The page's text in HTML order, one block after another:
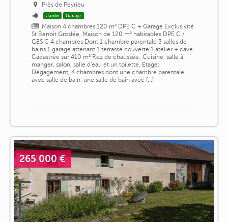
Près de Peyrieu
Jardin Garage
Maison 4 chambres 120 m² DPE C + Garage Exclusivité
St Benoit Groslée, Maison de 120 m² habitables DPE C /
GES C 4 chambres Dont 1 chambre parentale 3 salles de
bains 1 garage attenant 1 terrasse couverte 1 atelier + cave
Cadastrée sur 410 m² Rez de chaussée: Cuisine, salle à
manger, salon, salle d'eau et un toilette. Etage:
Dégagement, 4 chambres dont une chambre parentale
avec salle de bain, une salle de bain avec [...]
265 000 €